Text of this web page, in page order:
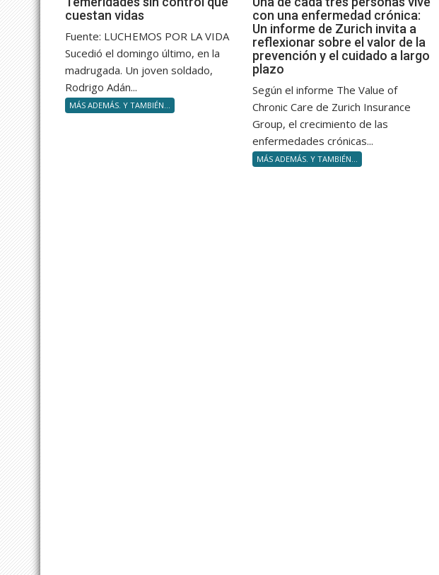
cuestan
vidas
cuestan vidas
Fuente: LUCHEMOS POR LA VIDA
Sucedió el domingo último, en la
madrugada. Un joven soldado,
Rodrigo Adán...
MÁS ADEMÁS. Y TAMBIÉN...
de
cada
tres
personas
con
una
enfermedad
crónica:
Un
informe
con una enfermedad crónica:
Un informe de Zurich invita a
reflexionar sobre el valor de la
prevención y el cuidado a largo
plazo
Según el informe The Value of
Chronic Care de Zurich Insurance
Group, el crecimiento de las
enfermedades crónicas...
MÁS ADEMÁS. Y TAMBIÉN...